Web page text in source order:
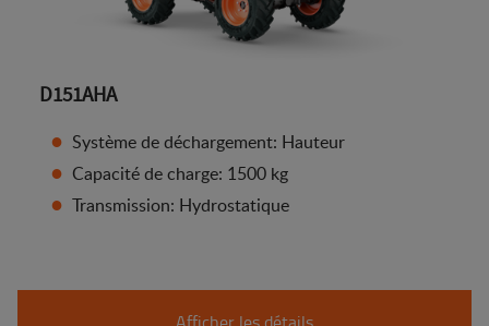
D151AHA
Système de déchargement: Hauteur
Capacité de charge: 1500 kg
Transmission: Hydrostatique